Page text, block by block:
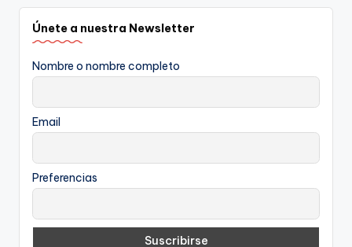
Únete a nuestra Newsletter
Nombre o nombre completo
Email
Preferencias